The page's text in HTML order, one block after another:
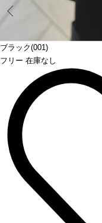
ブラック(001)
フリー 在庫なし